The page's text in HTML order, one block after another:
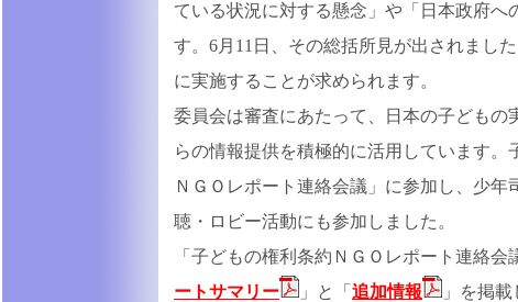
ている状況に対する懸念」や「日本政府へ
す。6月11日、その総括所見が出されまし
に実施することが求められます。
委員会は審査にあたって、日本の子ども
らの情報提供を積極的に活用しています。
ＮＧＯレポート連絡会議」に参加し、少
聴・ロビー活動にも参加しました。
「子どもの権利条約ＮＧＯレポート連絡会
ートサマリー
」と「 追加情報
」を掲